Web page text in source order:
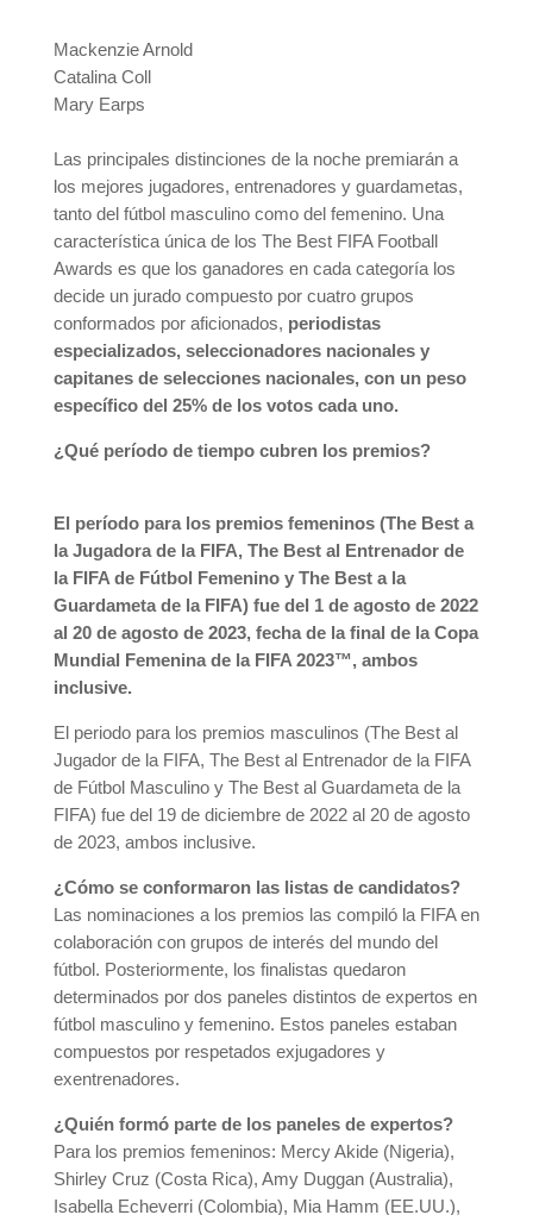
Mackenzie Arnold
Catalina Coll
Mary Earps
Las principales distinciones de la noche premiarán a
los mejores jugadores, entrenadores y guardametas,
tanto del fútbol masculino como del femenino. Una
característica única de los The Best FIFA Football
Awards es que los ganadores en cada categoría los
decide un jurado compuesto por cuatro grupos
conformados por aficionados, periodistas
especializados, seleccionadores nacionales y
capitanes de selecciones nacionales, con un peso
específico del 25% de los votos cada uno.
¿Qué período de tiempo cubren los premios?
El período para los premios femeninos (The Best a
la Jugadora de la FIFA, The Best al Entrenador de
la FIFA de Fútbol Femenino y The Best a la
Guardameta de la FIFA) fue del 1 de agosto de 2022
al 20 de agosto de 2023, fecha de la final de la Copa
Mundial Femenina de la FIFA 2023™, ambos
inclusive.
El periodo para los premios masculinos (The Best al
Jugador de la FIFA, The Best al Entrenador de la FIFA
de Fútbol Masculino y The Best al Guardameta de la
FIFA) fue del 19 de diciembre de 2022 al 20 de agosto
de 2023, ambos inclusive.
¿Cómo se conformaron las listas de candidatos?
Las nominaciones a los premios las compiló la FIFA en
colaboración con grupos de interés del mundo del
fútbol. Posteriormente, los finalistas quedaron
determinados por dos paneles distintos de expertos en
fútbol masculino y femenino. Estos paneles estaban
compuestos por respetados exjugadores y
exentrenadores.
¿Quién formó parte de los paneles de expertos?
Para los premios femeninos: Mercy Akide (Nigeria),
Shirley Cruz (Costa Rica), Amy Duggan (Australia),
Isabella Echeverri (Colombia), Mia Hamm (EE.UU.),